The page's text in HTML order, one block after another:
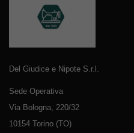
Del Giudice e Nipote S.r.l.
Sede Operativa
Via Bologna, 220/32
10154 Torino (TO)